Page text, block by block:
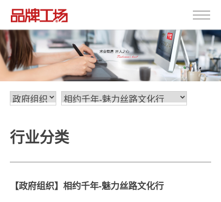
行业分类
【政府组织】相约千年-魅力丝路文化行